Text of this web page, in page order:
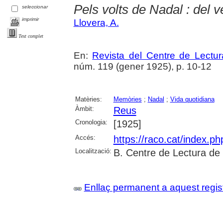
seleccionar
imprimir
Text complet
Pels volts de Nadal : del
Llovera, A.
En: Revista del Centre de
núm. 119 (gener 1925), p. 10-12
Matèries: Memòries ; Nadal ; Vida quotidiana
Àmbit:
Reus
Cronologia: [1925]
Accés: https://raco.cat/
Localització: B. Centre de Lectura de
Enllaç permanent a aquest